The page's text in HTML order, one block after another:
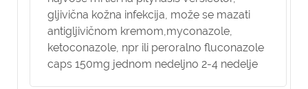
gljivična kožna infekcija, može se mazati
antigljivičnom kremom,myconazole,
ketoconazole, npr ili peroralno fluconazole
caps 150mg jednom nedeljno 2-4 nedelje